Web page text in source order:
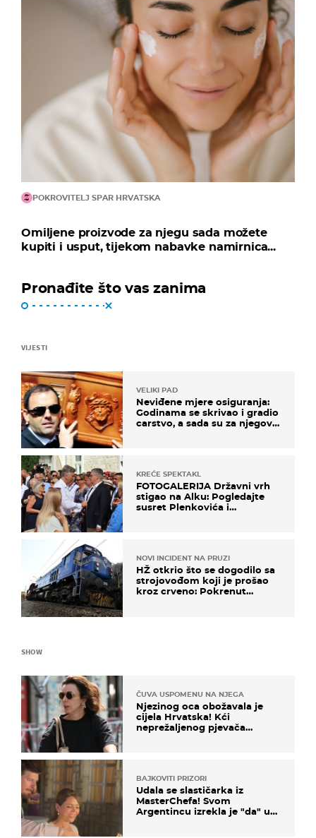
POKROVITELJ SPAR HRVATSKA
Omiljene proizvode za njegu sada možete
kupiti i usput, tijekom nabavke namirnica...
Pronađite što vas zanima
VIJESTI
VELIKI PAD
Neviđene mjere osiguranja:
Godinama se skrivao i gradio
carstvo, a sada su za njegovo
KREĆE SPEKTAKL
FOTOGALERIJA Državni vrh
stigao na Alku: Pogledajte
susret Plenkovića i
NOVI INCIDENT NA PRUZI
HŽ otkrio što se dogodilo sa
strojovođom koji je prošao
kroz crveno: Pokrenut
SHOW
ČUVA USPOMENU NA NJEGA
Njezinog oca obožavala je
cijela Hrvatska! Kći
neprežaljenog pjevača
BAJKOVITI PRIZORI
Udala se slastičarka iz
MasterChefa! Svom
Argentincu izrekla je "da" u